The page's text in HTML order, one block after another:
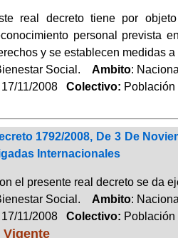
real decreto tiene por
personal prevista
y se establecen medidas
Social. Ambito:
11/2008Colectivo: Población
1792/2008, De 3 De
Internacionales
el presente real decreto se da
Social. Ambito:
11/2008Colectivo: Población
Vigente